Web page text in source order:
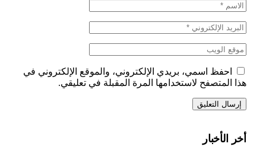
احفظ اسمي، بريدي الإلكتروني، والموقع الإلكتروني في
هذا المتصفح لاستخدامها المرة المقبلة في تعليقي.
أخر الأخبار